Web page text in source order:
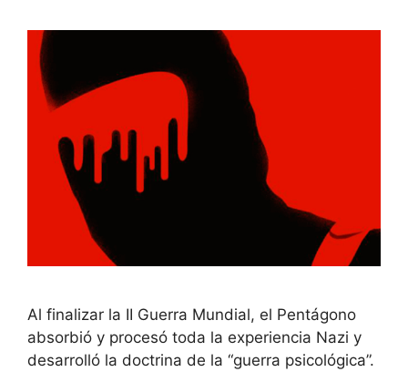
Al finalizar la II Guerra Mundial, el Pentágono
absorbió y procesó toda la experiencia Nazi y
desarrolló la doctrina de la “guerra psicológica”.